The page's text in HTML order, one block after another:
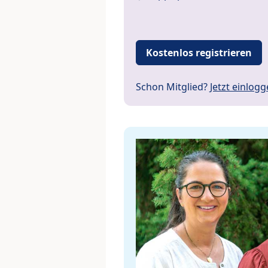
Kostenlos registrieren
Schon Mitglied? Jetzt